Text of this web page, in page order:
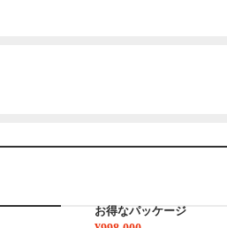
お得なパッケージ